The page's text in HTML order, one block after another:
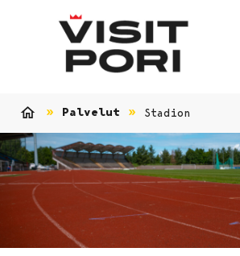
Palvelut Stadion